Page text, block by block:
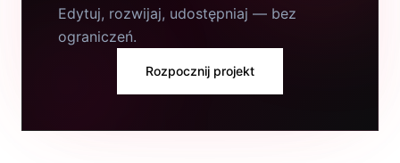
Edytuj, rozwijaj, udostępniaj — bez
ograniczeń.
Rozpocznij projekt